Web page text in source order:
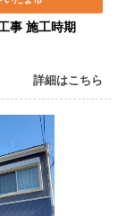
事 施工時期
詳細はこちら